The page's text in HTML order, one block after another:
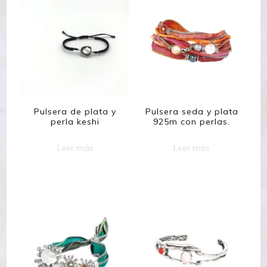
Pulsera de plata y
perla keshi
Leer más
Pulsera seda y plata
925m con perlas.
Leer más